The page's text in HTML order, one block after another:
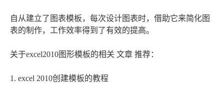
自从建立了图表模板，每次设计图表时，借助它来简化图
表的制作，工作效率得到了有效的提高。
关于excel2010图形模板的相关 文章 推荐：
1. excel 2010创建模板的教程